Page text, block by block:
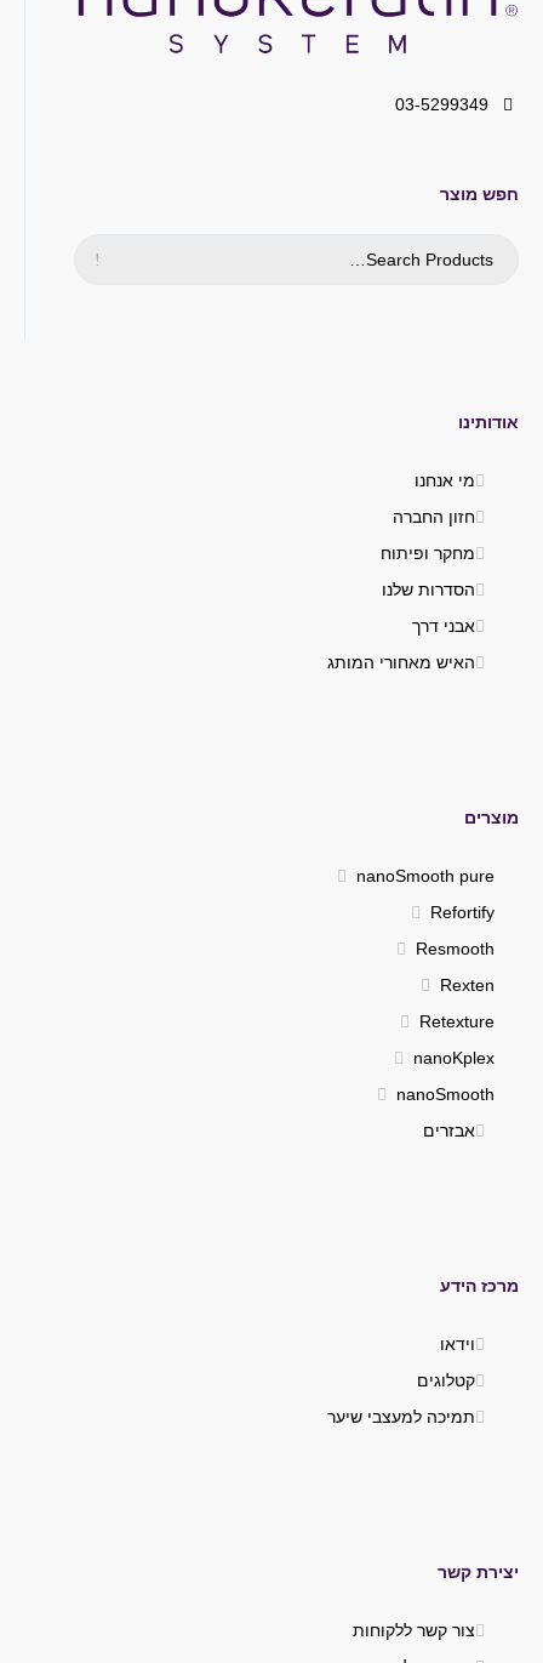
03-5299349
חפש מוצר
אודותינו
מי אנחנו
חזון החברה
מחקר ופיתוח
הסדרות שלנו
אבני דרך
האיש מאחורי המותג
מוצרים
nanoSmooth pure
Refortify
Resmooth
Rexten
Retexture
nanoKplex
nanoSmooth
אבזרים
מרכז הידע
וידאו
קטלוגים
תמיכה למעצבי שיער
יצירת קשר
צור קשר ללקוחות